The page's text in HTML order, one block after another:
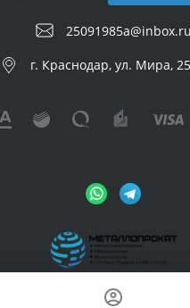
25091985a@inbox.ru
г. Краснодар, ул. Мира,
© 2026 Metalloprokat, Все права